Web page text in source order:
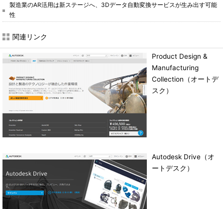
製造業のAR活用は新ステージへ、3Dデータ自動変換サービスが生み出す可能
性
関連リンク
Product Design &
Manufacturing
Collection（オートデ
スク）
Autodesk Drive（オ
ートデスク）